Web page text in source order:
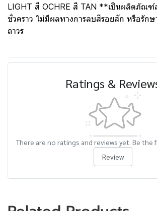
LIGHT สี OCHRE สี TAN **เป็นผลิตภัณฑ์
ชั่วคราว ไม่มีผลทางการลบสีรอยสัก หรือรักษ
ถาวร
Ratings &
There are no ratings and reviews yet. Be
Review